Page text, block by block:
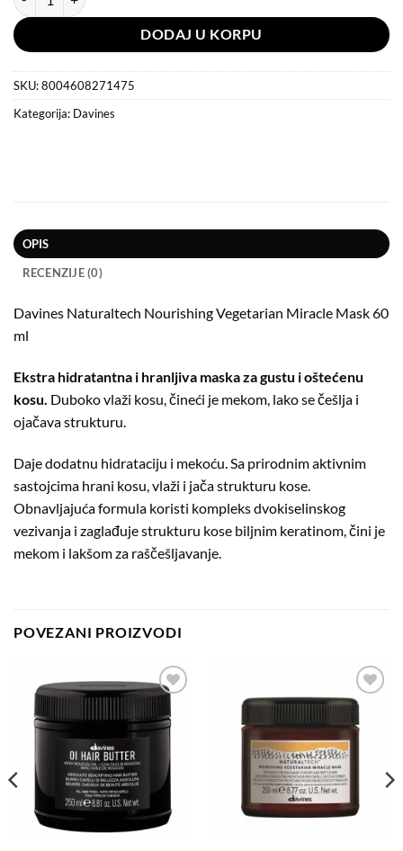
DODAJ U KORPU
SKU:8004608271475
Kategorija: Davines
OPIS
RECENZIJE (0)
Davines Naturaltech Nourishing Vegetarian Miracle Mask 60
ml
Ekstra hidratantna i hranljiva maska za gustu i oštećenu
kosu. Duboko vlaži kosu, čineći je mekom, lako se češlja i
ojačava strukturu.
Daje dodatnu hidrataciju i mekoću. Sa prirodnim aktivnim
sastojcima hrani kosu, vlaži i jača strukturu kose.
Obnavljajuća formula koristi kompleks dvokiselinskog
vezivanja i zaglađuje strukturu kose biljnim keratinom, čini je
mekom i lakšom za raščešljavanje.
POVEZANI PROIZVODI
Dodaj
na
listu
Dodaj
listu